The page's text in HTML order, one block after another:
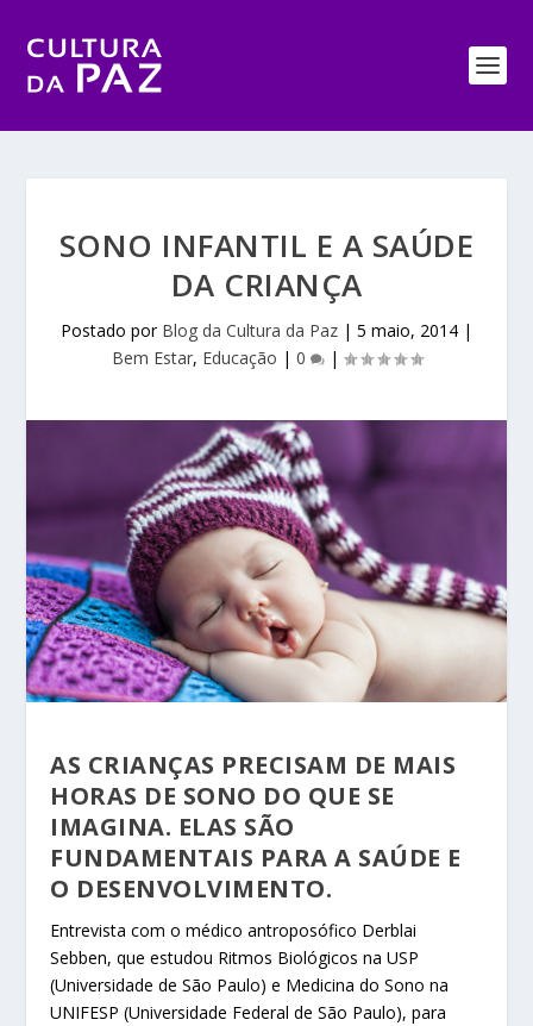
SONO INFANTIL E A SAÚDE
DA CRIANÇA
Postado por Blog da Cultura da Paz | 5 maio, 2014 |
Bem Estar, Educação | 0 |
AS CRIANÇAS PRECISAM DE MAIS
HORAS DE SONO DO QUE SE
IMAGINA. ELAS SÃO
FUNDAMENTAIS PARA A SAÚDE E
O DESENVOLVIMENTO.
Entrevista com o médico antroposófico Derblai
Sebben, que estudou Ritmos Biológicos na USP
(Universidade de São Paulo) e Medicina do Sono na
UNIFESP (Universidade Federal de São Paulo), para